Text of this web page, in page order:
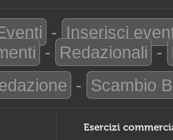
- Inserisci
- Redazionali -
- Scambio
Esercizi